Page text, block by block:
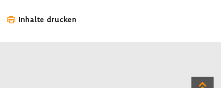
Inhalte drucken